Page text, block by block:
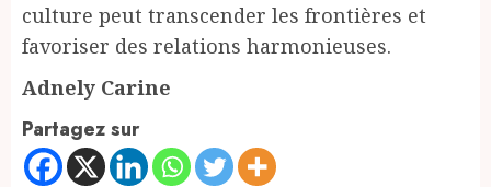
culture peut transcender les frontières et
favoriser des relations harmonieuses.
Adnely Carine
Partagez sur